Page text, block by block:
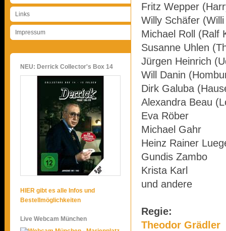
Links
Impressum
NEU: Derrick Collector's Box 14
HIER gibt es alle Infos und
Bestellmöglichkeiten
Live Webcam München
Fritz Wepper
Willy Schäfer
Michael Roll (Ralf
Susanne Uhlen
Jürgen Heinrich
Will Danin
Dirk Galuba
Alexandra Beau
Eva Röber
Michael Gahr
Heinz Rainer
Gundis Zambo
Krista Karl
und andere
Regie:
Theodor Grädler